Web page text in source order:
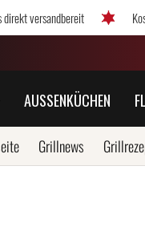
versandbereit
AUSSENKÜCHEN
Grillnews